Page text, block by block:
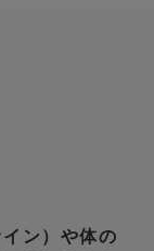
ン）や体の